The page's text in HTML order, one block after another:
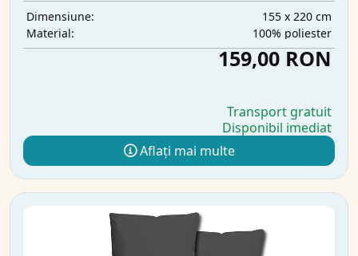
Dimensiune:
155 x 220 cm
Material:
100% poliester
159,00 RON
Transport gratuit
Disponibil imediat
Aflați mai multe